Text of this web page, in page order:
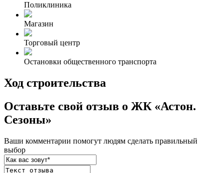
Поликлиника
Магазин
Торговый центр
Остановки общественного транспорта
Ход строительства
Оставьте свой отзыв о ЖК «Астон.
Сезоны»
Ваши комментарии помогут людям сделать правильный
выбор